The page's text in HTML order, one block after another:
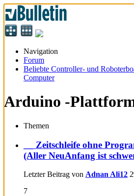
Navigation
Forum
Beliebte Controller- und
Computer
Arduino -
Themen
__ Zeitschleife ohne
(Aller NeuAnfang ist
Letzter Beitrag von Adnan Ali12
7